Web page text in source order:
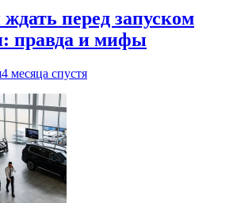
перед запуском
правда и мифы
4 месяца спустя